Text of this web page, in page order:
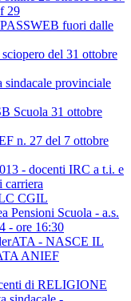
29
fuori dalle
del 31 ottobre
sindacale provinciale
Scuola 31 ottobre
n. 27 del 7 ottobre
- docenti IRC a t.i. e
carriera
CGIL
Pensioni Scuola - a.s.
- ore 16:30
- NASCE IL
ANIEF
di RELIGIONE